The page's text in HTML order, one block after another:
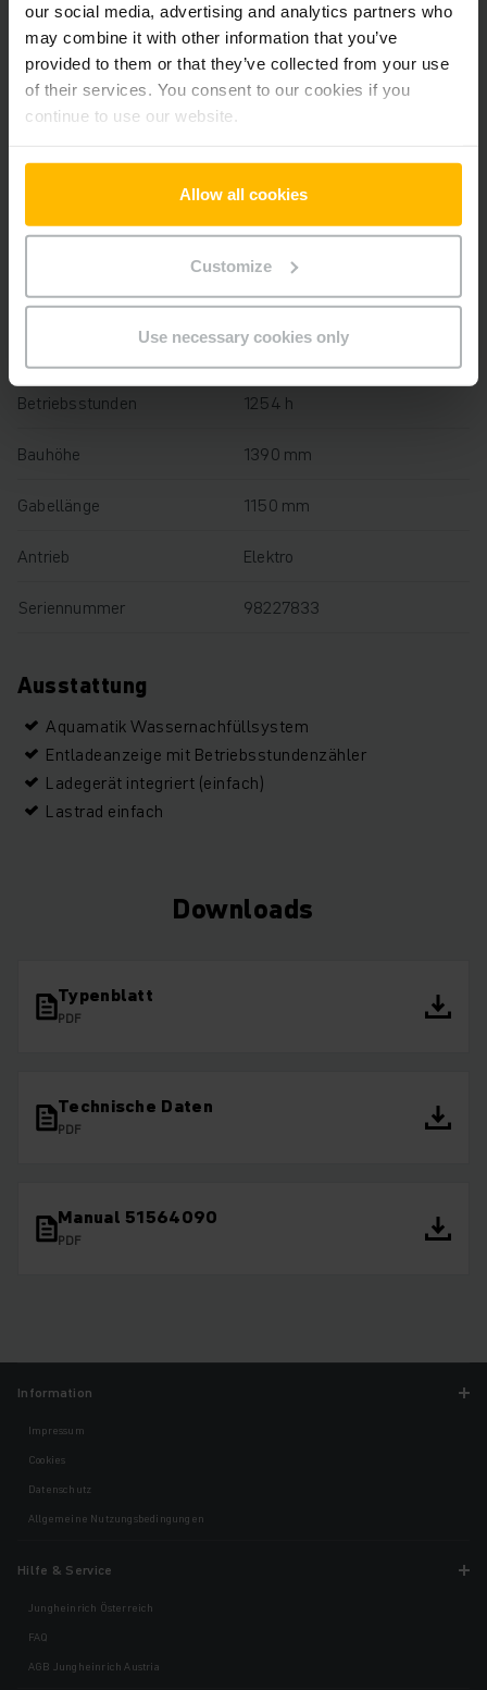
our social media, advertising and analytics partners who
may combine it with other information that you’ve
provided to them or that they’ve collected from your use
of their services. You consent to our cookies if you
continue to use our website.
Allow all cookies
Customize
Use necessary cookies only
Technische Daten
Batterie Blei-Säure, 24 V / 150 Ah
2024
Hubhöhe 210 mm
1400 kg
Betriebsstunden 1254 h
Bauhöhe 1390 mm
Gabellänge 1150 mm
Antrieb Elektro
Seriennummer 98227833
Ausstattung
Aquamatik Wassernachfüllsystem
Entladeanzeige mit Betriebsstundenzähler
Ladegerät integriert (einfach)
Lastrad einfach
Downloads
Typenblatt
PDF
Technische Daten
PDF
Manual 51564090
PDF
Information
Impressum
Cookies
Datenschutz
Allgemeine Nutzungsbedingungen
Hilfe & Service
Jungheinrich Österreich
FAQ
AGB Jungheinrich Austria